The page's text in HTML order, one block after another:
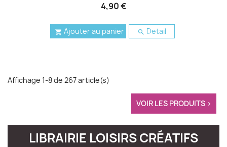
4,90 €
 Ajouter au panier  Detail
Affichage 1-8 de 267 article(s)
VOIR LES PRODUITS >
LIBRAIRIE LOISIRS CRÉATIFS